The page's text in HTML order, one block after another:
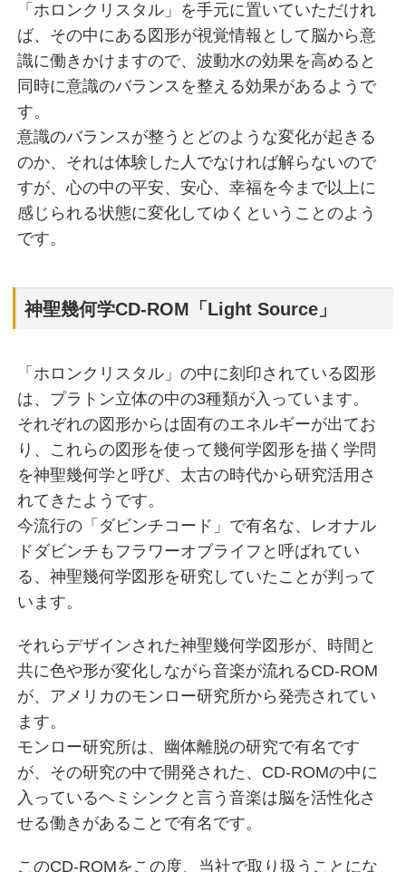
「ホロンクリスタル」を手元に置いていただけれ
ば、その中にある図形が視覚情報として脳から意
識に働きかけますので、波動水の効果を高めると
同時に意識のバランスを整える効果があるようで
す。
意識のバランスが整うとどのような変化が起きる
のか、それは体験した人でなければ解らないので
すが、心の中の平安、安心、幸福を今まで以上に
感じられる状態に変化してゆくということのよう
です。
神聖幾何学CD-ROM「Light Source」
「ホロンクリスタル」の中に刻印されている図形
は、プラトン立体の中の3種類が入っています。
それぞれの図形からは固有のエネルギーが出てお
り、これらの図形を使って幾何学図形を描く学問
を神聖幾何学と呼び、太古の時代から研究活用さ
れてきたようです。
今流行の「ダビンチコード」で有名な、レオナル
ドダビンチもフラワーオブライフと呼ばれてい
る、神聖幾何学図形を研究していたことが判って
います。
それらデザインされた神聖幾何学図形が、時間と
共に色や形が変化しながら音楽が流れるCD-ROM
が、アメリカのモンロー研究所から発売されてい
ます。
モンロー研究所は、幽体離脱の研究で有名です
が、その研究の中で開発された、CD-ROMの中に
入っているヘミシンクと言う音楽は脳を活性化さ
せる働きがあることで有名です。
このCD-ROMをこの度、当社で取り扱うことにな